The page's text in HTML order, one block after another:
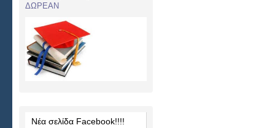
ΔΩΡΕΑΝ
Νέα σελίδα Facebook!!!!